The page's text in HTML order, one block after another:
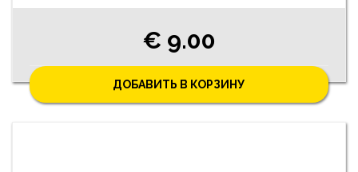
€ 9.00
ДОБАВИТЬ В КОРЗИНУ